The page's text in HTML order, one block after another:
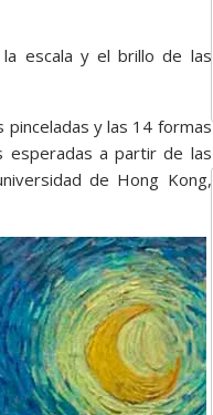
escala y el brillo de las
pinceladas y las 14 formas
esperadas a partir de las
de Hong Kong,